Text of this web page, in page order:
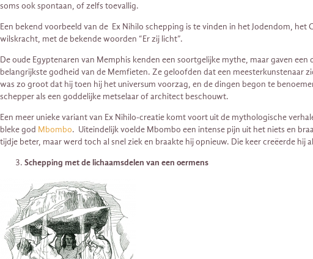
soms ook spontaan, of zelfs toevallig.
Een bekend voorbeeld van de Ex Nihilo schepping is te vinden in het Jodendom,
wilskracht, met de bekende woorden “Er zij licht”.
De oude Egyptenaren van Memphis kenden een soortgelijke mythe, maar gaven
belangrijkste godheid van de Memfieten. Ze geloofden dat een
was zo groot dat hij toen hij het universum voorzag, en de dingen begon te
schepper als een goddelijke metselaar of architect beschouwt.
Een meer unieke variant van Ex Nihilo-creatie komt voort uit de mythologische
bleke god Mbombo. Uiteindelijk voelde Mbombo een intense pijn uit het niets en
tijdje beter, maar werd toch al snel ziek en braakte hij opnieuw. Die keer creëerde hij
Schepping met de lichaamsdelen van een oermens